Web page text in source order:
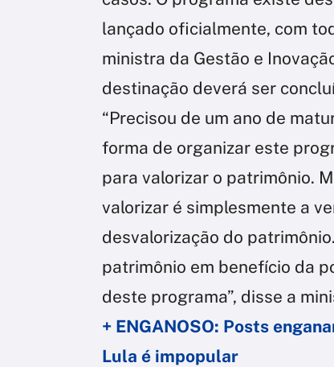
lançado oficialmente, com
ministra da Gestão e
destinação deverá ser
“Precisou de um ano de
forma de organizar este
para valorizar o patrimônio.
valorizar é simplesmente a
desvalorização do
patrimônio em benefício da
deste programa”, disse a
+ ENGANOSO: Posts
Lula é impopular